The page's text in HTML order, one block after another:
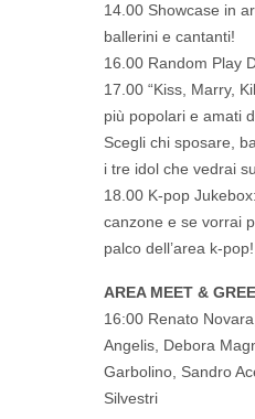
14.00 Showcase in
ballerini e cantanti!
16.00 Random Play
17.00 “Kiss, Marry,
più popolari e amati
Scegli chi sposare,
i tre idol che vedrai
18.00 K-pop
canzone e se vorrai
palco dell’area k-pop!
AREA MEET &
16:00 Renato
Angelis, Debora
Garbolino, Sandro
Silvestri